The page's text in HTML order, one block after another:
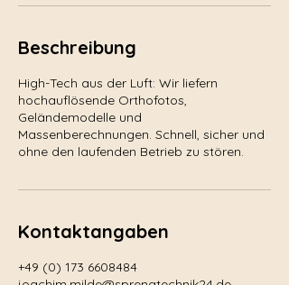
Beschreibung
High-Tech aus der Luft: Wir liefern
hochauflösende Orthofotos,
Geländemodelle und
Massenberechnungen. Schnell, sicher und
ohne den laufenden Betrieb zu stören.
Kontaktangaben
+49 (0) 173 6608484